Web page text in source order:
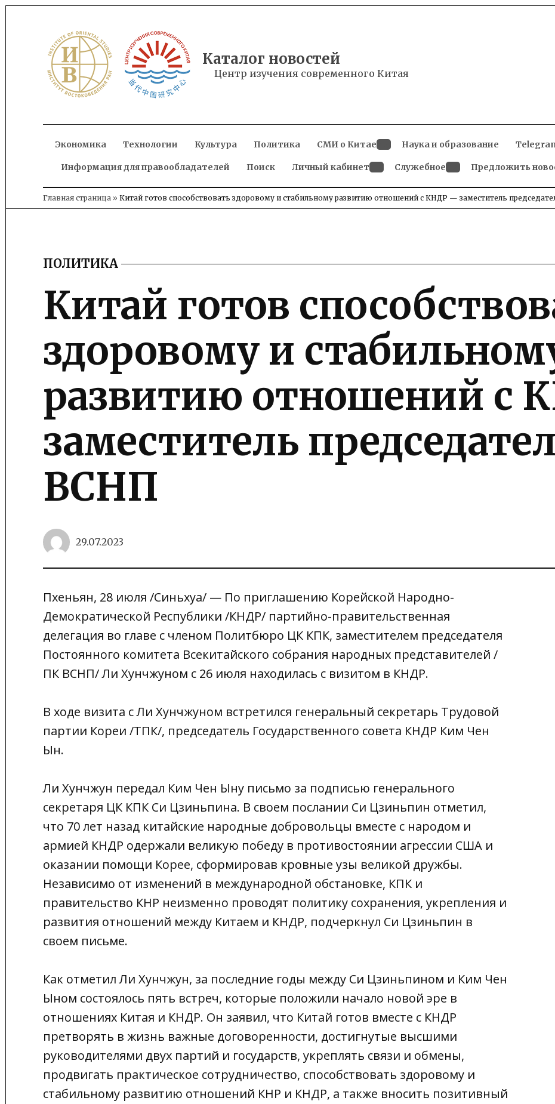
content
Каталог новостей
Центр изучения современного Китая
Экономика Технологии Культура Политика СМИ о Китае
dropdown
menu
Наука и образование
Информация для правообладателей Поиск Личный кабинет
dropdown
menu
Служебное
dropdown
menu
Предложить
Главная страница » Китай готов способствовать здоровому и стабильному развитию отношений с КНДР — заместитель
POSTED
ПОЛИТИКА
Китай готов
здоровому и
развитию отношений с
заместитель
ВСНП
29.07.2023
Пхеньян, 28 июля /Синьхуа/ — По приглашению Корейской Народно-
Демократической Республики /КНДР/ партийно-правительственная
делегация во главе с членом Политбюро ЦК КПК, заместителем председателя
Постоянного комитета Всекитайского собрания народных представителей /
ПК ВСНП/ Ли Хунчжуном с 26 июля находилась с визитом в КНДР.
В ходе визита с Ли Хунчжуном встретился генеральный секретарь Трудовой
партии Кореи /ТПК/, председатель Государственного совета КНДР Ким Чен
Ын.
Ли Хунчжун передал Ким Чен Ыну письмо за подписью генерального
секретаря ЦК КПК Си Цзиньпина. В своем послании Си Цзиньпин отметил,
что 70 лет назад китайские народные добровольцы вместе с народом и
армией КНДР одержали великую победу в противостоянии агрессии США и
оказании помощи Корее, сформировав кровные узы великой дружбы.
Независимо от изменений в международной обстановке, КПК и
правительство КНР неизменно проводят политику сохранения, укрепления и
развития отношений между Китаем и КНДР, подчеркнул Си Цзиньпин в
своем письме.
Как отметил Ли Хунчжун, за последние годы между Си Цзиньпином и Ким Чен
Ыном состоялось пять встреч, которые положили начало новой эре в
отношениях Китая и КНДР. Он заявил, что Китай готов вместе с КНДР
претворять в жизнь важные договоренности, достигнутые высшими
руководителями двух партий и государств, укреплять связи и обмены,
продвигать практическое сотрудничество, способствовать здоровому и
стабильному развитию отношений КНР и КНДР, а также вносить позитивный